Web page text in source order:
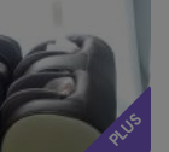
PLUS